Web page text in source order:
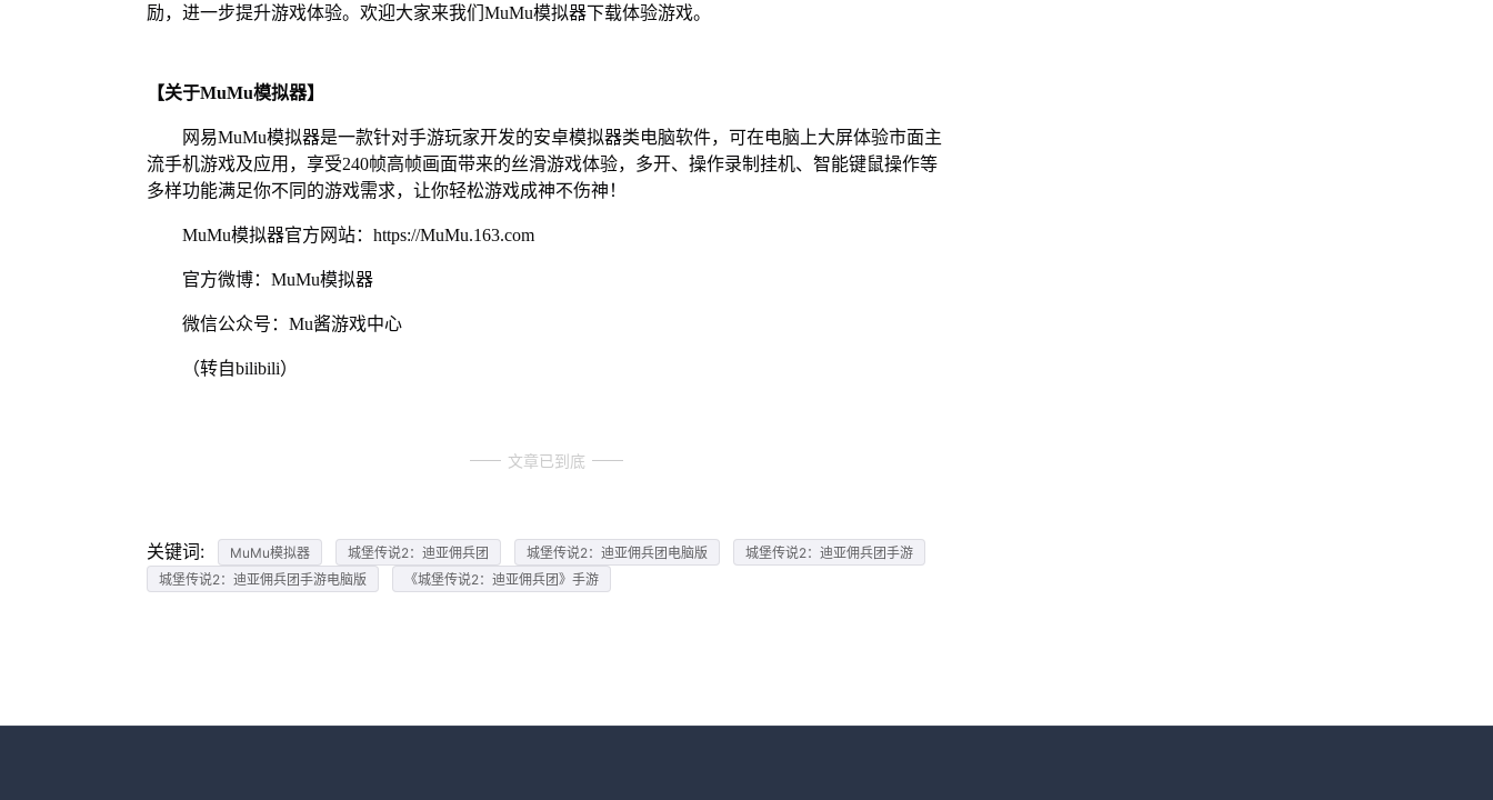
励，进一步提升游戏体验。欢迎大家来我们MuMu模拟器下载体验游戏。
【关于MuMu模拟器】
网易MuMu模拟器是一款针对手游玩家开发的安卓模拟器类电脑软件，可在电脑上大屏体验市面主
流手机游戏及应用，享受240帧高帧画面带来的丝滑游戏体验，多开、操作录制挂机、智能键鼠操作等
多样功能满足你不同的游戏需求，让你轻松游戏成神不伤神！
MuMu模拟器官方网站：https://MuMu.163.com
官方微博：MuMu模拟器
微信公众号：Mu酱游戏中心
（转自bilibili）
文章已到底
关键词: MuMu模拟器 城堡传说2：迪亚佣兵团 城堡传说2：迪亚佣兵团电脑版
城堡传说2：迪亚佣兵团手游
城堡传说2：迪亚佣兵团手游电脑版
《城堡传说2：迪亚佣兵团》手游